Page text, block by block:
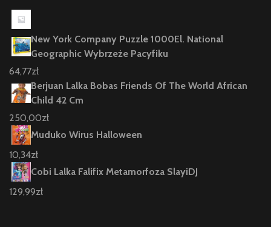
New York Company Puzzle 1000El. National
Geographic Wybrzeże Pacyfiku
64,77zł
Berjuan Lalka Bobas Friends Of The World African
Child 42 Cm
250,00zł
Muduko Wirus Halloween
10,34zł
Cobi Lalka Falifix Metamorfoza SlayiDJ
129,99zł